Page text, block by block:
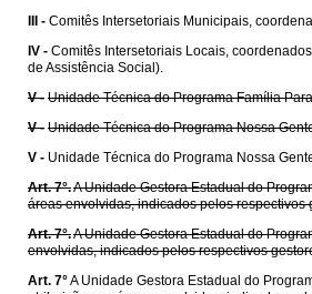
III - Comitês Intersetoriais Municipais,
IV - Comitês Intersetoriais Locais,
de Assistência Social).
V - Unidade Técnica do Programa Família
V - Unidade Técnica do Programa Nossa
V - Unidade Técnica do Programa Nossa
Art. 7°.A Unidade Gestora Estadual do
áreas envolvidas, indicados pelos
Art. 7°.A Unidade Gestora Estadual do
envolvidas, indicados pelos respectivos
Art. 7°A Unidade Gestora Estadual do